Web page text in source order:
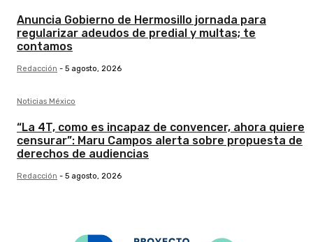
Anuncia Gobierno de Hermosillo jornada para
regularizar adeudos de predial y multas; te
contamos
Redacción - 5 agosto, 2026
Noticias México
“La 4T, como es incapaz de convencer, ahora quiere
censurar”: Maru Campos alerta sobre propuesta de
derechos de audiencias
Redacción - 5 agosto, 2026